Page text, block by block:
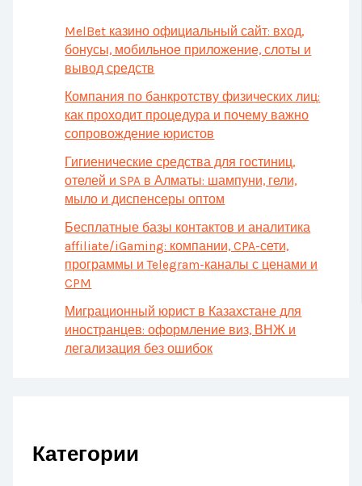
MelBet казино официальный сайт: вход,
бонусы, мобильное приложение, слоты и
вывод средств
Компания по банкротству физических лиц:
как проходит процедура и почему важно
сопровождение юристов
Гигиенические средства для гостиниц,
отелей и SPA в Алматы: шампуни, гели,
мыло и диспенсеры оптом
Бесплатные базы контактов и аналитика
affiliate/iGaming: компании, CPA-сети,
программы и Telegram-каналы с ценами и
CPM
Миграционный юрист в Казахстане для
иностранцев: оформление виз, ВНЖ и
легализация без ошибок
Категории